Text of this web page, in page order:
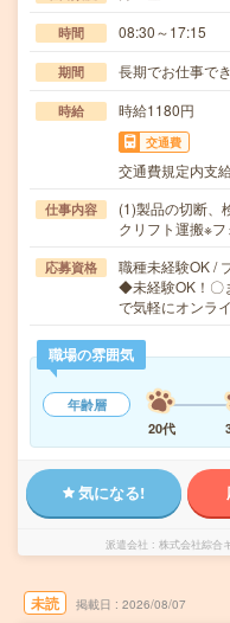
時間 08:30～17:15
期間 長期でお仕事で
時給 時給1180円
交通費
交通費規定内支
仕事内容
(1)製品の切断、
クリフト運搬※
応募資格
職種未経験OK /
◆未経験OK！〇
で気軽にオンラ
職場の雰囲気
年齢層
20代
気になる!
派遣会社 株式会社綜合
未読 掲載日 2026/08/07